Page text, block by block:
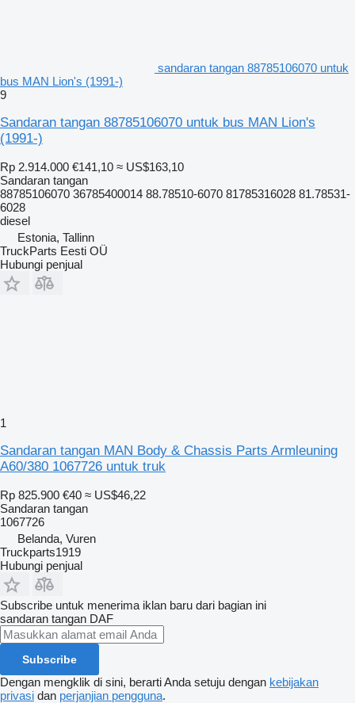
sandaran tangan 88785106070 untuk
bus MAN Lion's (1991-)
9
Sandaran tangan 88785106070 untuk bus MAN Lion's
(1991-)
Rp 2.914.000 €141,10 ≈ US$163,10
Sandaran tangan
88785106070 36785400014 88.78510-6070 81785316028 81.78531-
6028
diesel
Estonia, Tallinn
TruckParts Eesti OÜ
Hubungi penjual
1
Sandaran tangan MAN Body & Chassis Parts Armleuning
A60/380 1067726 untuk truk
Rp 825.900 €40 ≈ US$46,22
Sandaran tangan
1067726
Belanda, Vuren
Truckparts1919
Hubungi penjual
Subscribe untuk menerima iklan baru dari bagian ini
sandaran tangan DAF
Subscribe
Dengan mengklik di sini, berarti Anda setuju dengan kebijakan
privasi dan perjanjian pengguna.